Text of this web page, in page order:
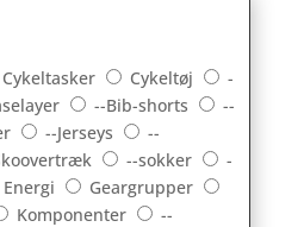
Cykeltasker Cykeltøj
-
--Bib-shorts
--
--Jerseys
--
--sokker
-
Energi
Geargrupper
Komponenter
--